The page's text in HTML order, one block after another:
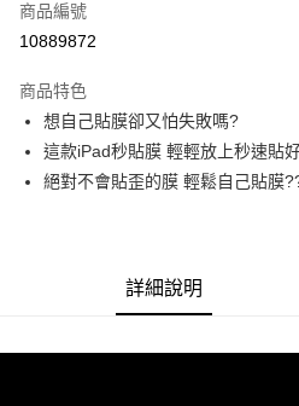
超商取貨付款
Apple Pay
街口支付
商品編號
10889872
商品特色
想自己貼膜卻又怕失敗嗎?
這款iPad秒貼膜 輕輕放上秒速貼
絕對不會貼歪的膜 輕鬆自己貼膜
詳細說明